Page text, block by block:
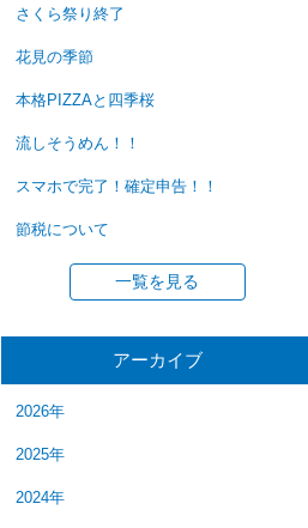
さくら祭り終了
花見の季節
本格PIZZAと四季桜
流しそうめん！！
スマホで完了！確定申告！！
節税について
一覧を見る
アーカイブ
2026年
2025年
2024年